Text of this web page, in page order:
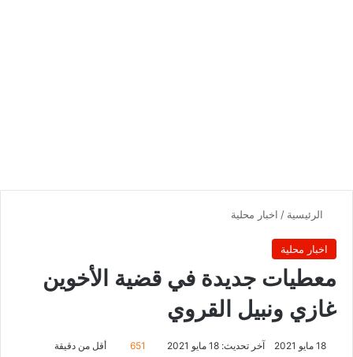
الرئيسية / اخبار محلية
اخبار محلية
معطيات جديدة في قضية الأخوين
غازي ونبيل القروي
18 مايو 2021 آخر تحديث: 18 مايو 2021 651 أقل من دقيقة